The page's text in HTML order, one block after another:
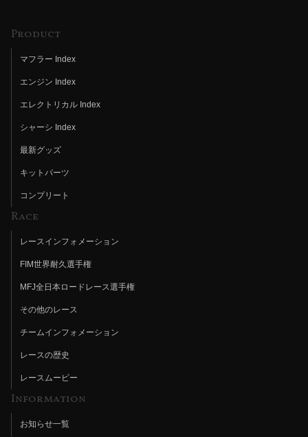
Product
マフラー Index
エンジン Index
エレクトリカル Index
シャーシ Index
最新グッズ
キットパーツ
コンプリート
Race
レースインフォメーション
FIM世界耐久選手権
MFJ全日本ロードレース選手権
その他のレース
チームインフォメーション
レースの歴史
レースムービー
Information
お知らせ一覧